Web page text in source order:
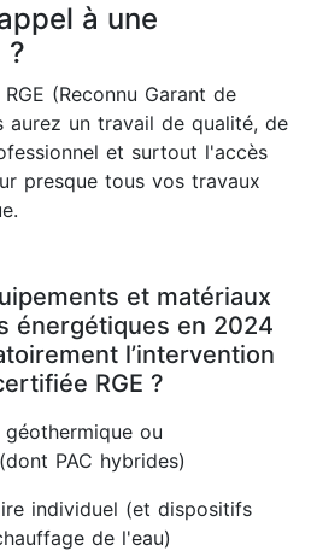
à une
?
(Reconnu Garant de
aurez un travail de qualité, de
et surtout l'accès
presque tous vos travaux
et matériaux
énergétiques en 2024
l’intervention
RGE ?
ou
PAC hybrides)
individuel (et dispositifs
de l'eau)